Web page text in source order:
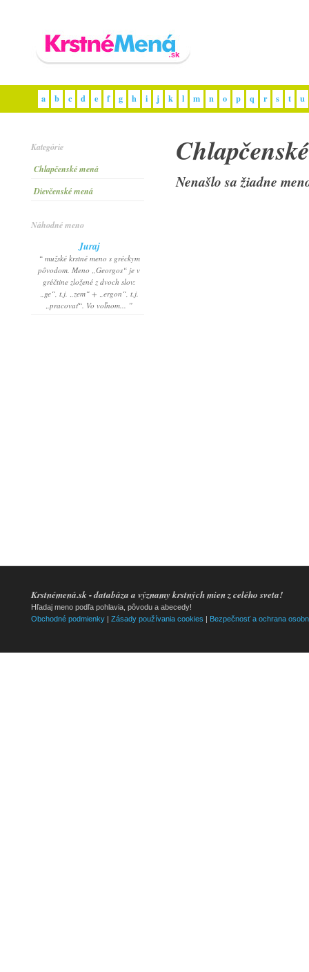
a b c d e f g h i j k l m n o p q r s t u
Kategórie
Chlapčenské mená
Dievčenské mená
Náhodné meno
Juraj
“ mužské krstné meno s gréckym
pôvodom. Meno „Georgos“ je v
gréčtine zložené z dvoch slov:
„ge“, t.j. „zem“ + „ergon“, t.j.
„pracovať“. Vo voľnom... ”
Nenašlo sa žiadne
Krstnémená.sk - databáza a významy krstných mien z celého sveta!
Hľadaj meno podľa pohlavia, pôvodu a abecedy!
Obchodné podmienky | Zásady používania cookies | Bezpečnosť a ochrana